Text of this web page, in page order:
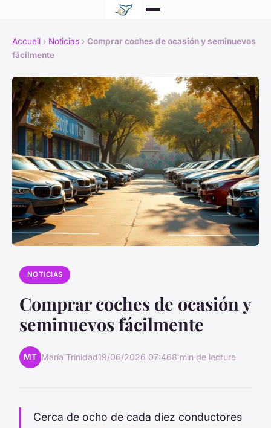
Accueil › Noticias › Comprar coches de ocasión y seminuevos
fácilmente
NOTICIAS
Comprar coches de ocasión y
seminuevos fácilmente
MT María Trinidad19/06/2026 07:468 min de lecture
Cerca de ocho de cada diez conductores